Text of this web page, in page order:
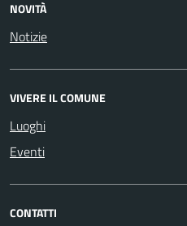
NOVITÀ
Notizie
VIVERE IL COMUNE
Luoghi
Eventi
CONTATTI